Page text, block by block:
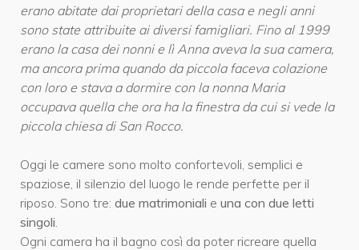
erano abitate dai proprietari della casa e negli anni
sono state attribuite ai diversi famigliari. Fino al 1999
erano la casa dei nonni e lì Anna aveva la sua camera,
ma ancora prima quando da piccola faceva colazione
con loro e stava a dormire con la nonna Maria
occupava quella che ora ha la finestra da cui si vede la
piccola chiesa di San Rocco.
Oggi le camere sono molto confortevoli, semplici e
spaziose, il silenzio del luogo le rende perfette per il
riposo. Sono tre: due matrimoniali e una con due letti
singoli
Ogni camera ha il bagno così da poter ricreare quella